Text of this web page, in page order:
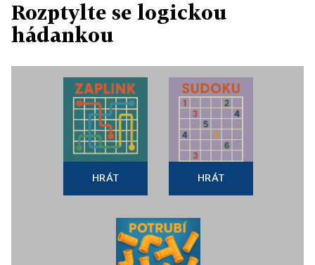
Rozptylte se logickou
hádankou
HRÁT HRÁT